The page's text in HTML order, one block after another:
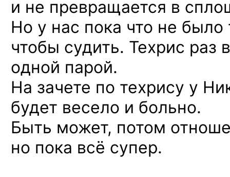
и не превращается в
Но у нас пока что не было
чтобы судить. Техрис раз
одной парой.
На зачете по техрису у
будет весело и больно.
Быть может, потом
но пока всё супер.